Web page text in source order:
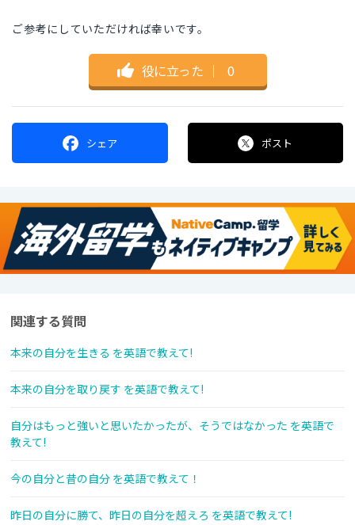
ご参考にしていただければ幸いです。
役に立った ｜ 0
シェア ポスト
関連する質問
本来の自分を生きる を英語で教えて!
本来の自分を取り戻す を英語で教えて!
自分はもっと強いと思いたかったが、そうではなかった を英語で
教えて!
今の自分と昔の自分 を英語で教えて！
昨日の自分に勝て、昨日の自分を超えろ を英語で教えて!